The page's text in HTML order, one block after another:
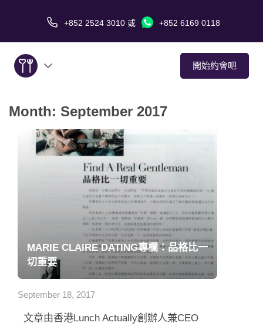
+852 2524 3010 或 +852 6169 0118
開始約會吧
關於我們
應用程式
聯絡我們
Month: September 2017
MARIE CLAIRE DATING專欄：品格比一
切重要
September 18, 2017
文章由香港Lunch Actually創辦人兼CEO